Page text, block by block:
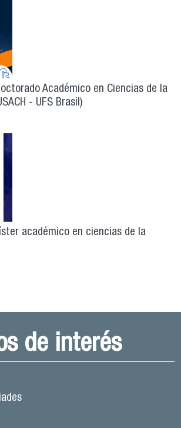
Académico en Ciencias de la
- UFS Brasil)
académico en ciencias de la
de interés